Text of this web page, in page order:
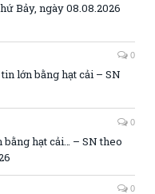
Bảy, ngày 08.08.2026
0
lớn bằng hạt cải – SN
0
hạt cải… – SN theo
0